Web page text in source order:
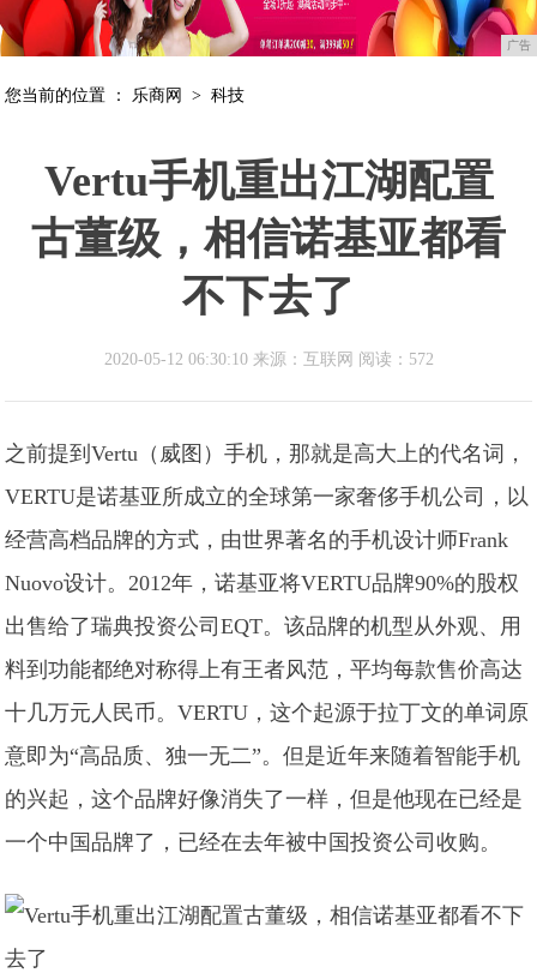
广告
您当前的位置 ： 乐商网 >科技
Vertu手机重出江湖配置
古董级，相信诺基亚都看
不下去了
2020-05-12 06:30:10 来源：互联网 阅读：572
之前提到Vertu（威图）手机，那就是高大上的代名词，
VERTU是诺基亚所成立的全球第一家奢侈手机公司，以
经营高档品牌的方式，由世界著名的手机设计师Frank
Nuovo设计。2012年，诺基亚将VERTU品牌90%的股权
出售给了瑞典投资公司EQT。该品牌的机型从外观、用
料到功能都绝对称得上有王者风范，平均每款售价高达
十几万元人民币。VERTU，这个起源于拉丁文的单词原
意即为“高品质、独一无二”。但是近年来随着智能手机
的兴起，这个品牌好像消失了一样，但是他现在已经是
一个中国品牌了，已经在去年被中国投资公司收购。